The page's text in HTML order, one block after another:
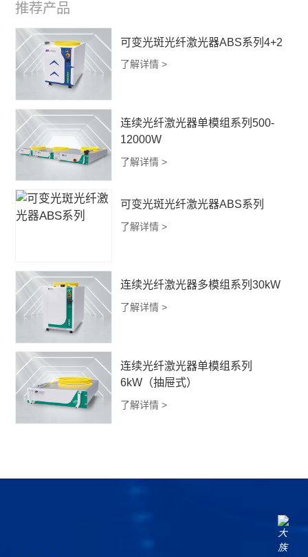
推荐产品
可变光斑光纤激光器ABS系列4+2
了解详情 >
连续光纤激光器单模组系列500-
12000W
了解详情 >
可变光斑光纤激光器ABS系列
了解详情 >
连续光纤激光器多模组系列30kW
了解详情 >
连续光纤激光器单模组系列
6kW（抽屉式）
了解详情 >